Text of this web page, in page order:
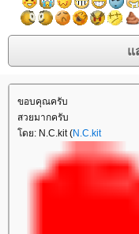
ขอบคุณครับ
สวยมากครับ
ดย: N.C.kit (N.C.kit